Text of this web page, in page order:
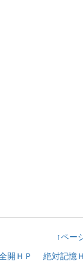
↑ペー
開ＨＰ 絶対記